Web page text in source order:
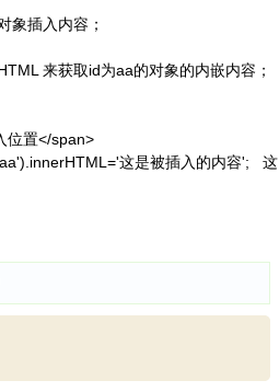
象插入内容；
来获取id为aa的对象的内嵌内容；
位置</span>
这是被插入的内容'; 这